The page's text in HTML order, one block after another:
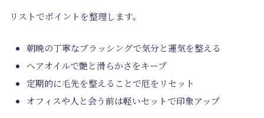
リストでポイントを整理します。
朝晩の丁寧なブラッシングで気分と運気を整える
ヘアオイルで艶と滑らかさをキープ
定期的に毛先を整えることで厄をリセット
オフィスや人と会う前は軽いセットで印象アップ